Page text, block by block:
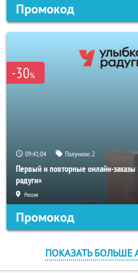
Промокод
-30%
09:41:04 Получили:2
Первый и повторные онлайн-заказы
радуги»
Россия
Промокод
ПОКАЗАТЬ БОЛЬШЕ